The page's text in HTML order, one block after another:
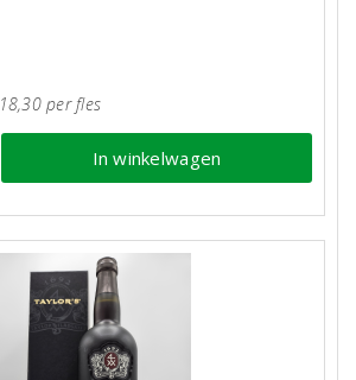
per fles
In winkelwagen